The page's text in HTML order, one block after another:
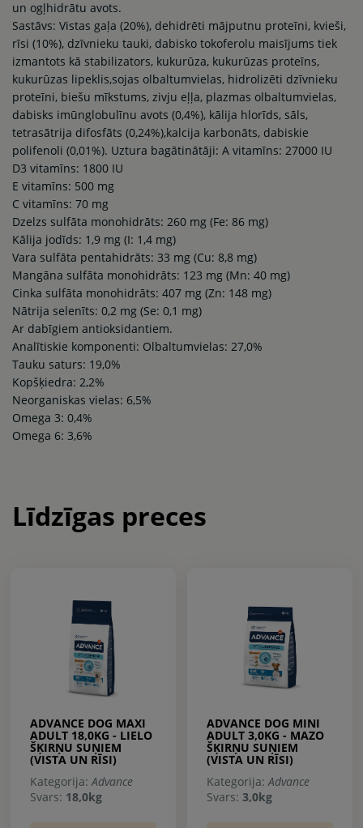
un ogļhidrātu avots.
Sastāvs: Vistas gaļa (20%), dehidrēti mājputnu proteīni, kvieši,
rīsi (10%), dzīvnieku tauki, dabisko tokoferolu maisījums tiek
izmantots kā stabilizators, kukurūza, kukurūzas proteīns,
kukurūzas lipeklis,sojas olbaltumvielas, hidrolizēti dzīvnieku
proteīni, biešu mīkstums, zivju eļļa, plazmas olbaltumvielas,
dabisks imūnglobulīnu avots (0,4%), kālija hlorīds, sāls,
tetrasātrija difosfāts (0,24%),kalcija karbonāts, dabiskie
polifenoli (0,01%). Uztura bagātinātāji: A vitamīns: 27000 IU
D3 vitamīns: 1800 IU
E vitamīns: 500 mg
C vitamīns: 70 mg
Dzelzs sulfāta monohidrāts: 260 mg (Fe: 86 mg)
Kālija jodīds: 1,9 mg (I: 1,4 mg)
Vara sulfāta pentahidrāts: 33 mg (Cu: 8,8 mg)
Mangāna sulfāta monohidrāts: 123 mg (Mn: 40 mg)
Cinka sulfāta monohidrāts: 407 mg (Zn: 148 mg)
Nātrija selenīts: 0,2 mg (Se: 0,1 mg)
Ar dabīgiem antioksidantiem.
Analītiskie komponenti: Olbaltumvielas: 27,0%
Tauku saturs: 19,0%
Kopšķiedra: 2,2%
Neorganiskas vielas: 6,5%
Omega 3: 0,4%
Omega 6: 3,6%
Līdzīgas preces
ADVANCE DOG MAXI
ADULT 18,0KG - LIELO
ŠĶIRŅU SUŅIEM
(VISTA UN RĪSI)
Kategorija:Advance
Svars: 18,0kg
ADVANCE DOG MINI
ADULT 3,0KG - MAZO
ŠĶIRŅU SUŅIEM
(VISTA UN RĪSI)
Kategorija:Advance
Svars: 3,0kg